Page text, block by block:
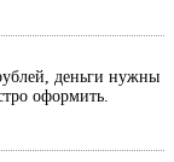
деньги нужны
оформить.